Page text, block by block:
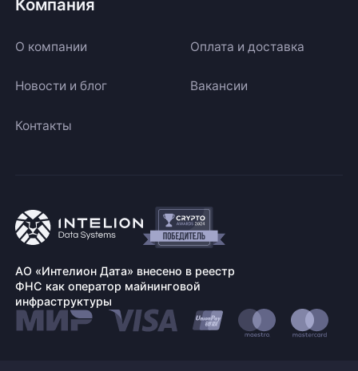
Компания
О компании Оплата и доставка
Новости и блог Вакансии
Контакты
АО «Интелион Дата» внесено в реестр
ФНС как оператор майнинговой
инфраструктуры